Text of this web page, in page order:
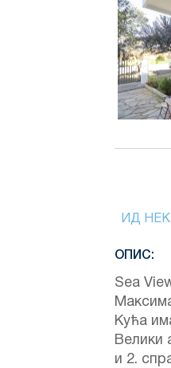
ИД
ОПИС:
Sea
Кућа
Велики
и 2.